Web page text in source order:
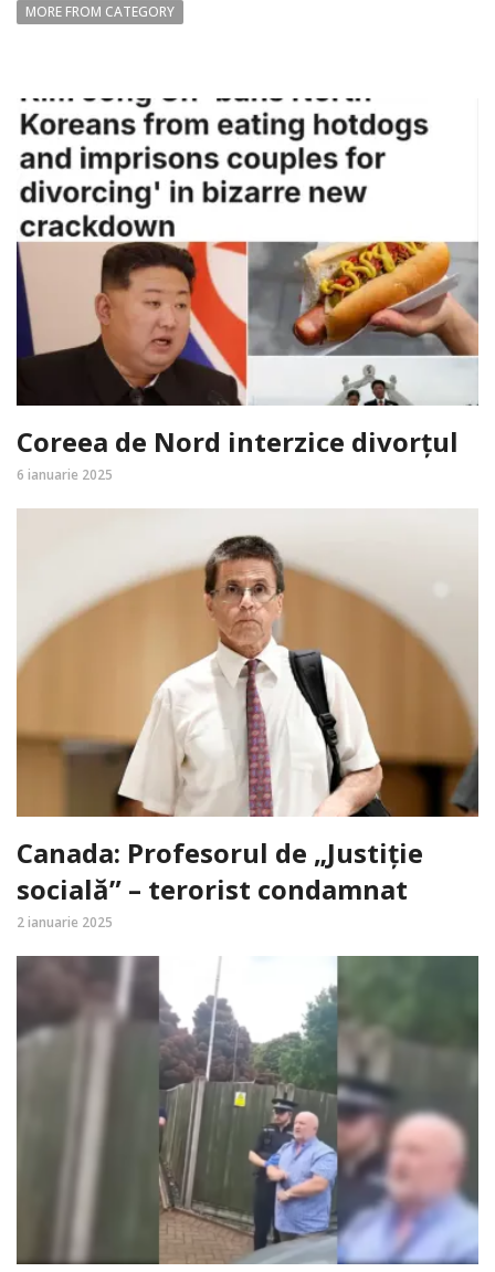
MORE FROM CATEGORY
Coreea de Nord interzice divorțul
6 ianuarie 2025
Canada: Profesorul de „Justiție
socială” – terorist condamnat
2 ianuarie 2025